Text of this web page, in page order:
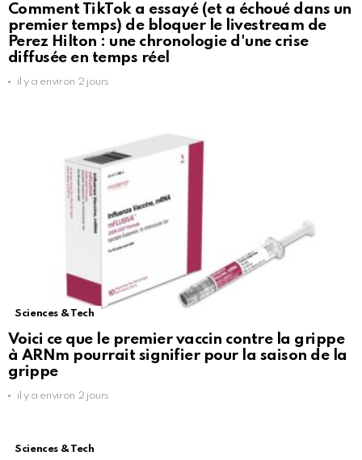
Comment TikTok a essayé (et a échoué dans un
premier temps) de bloquer le livestream de
Perez Hilton : une chronologie d'une crise
diffusée en temps réel
il y a environ 2 jours
Sciences & Tech
Voici ce que le premier vaccin contre la grippe
à ARNm pourrait signifier pour la saison de la
grippe
il y a environ 2 jours
Sciences & Tech